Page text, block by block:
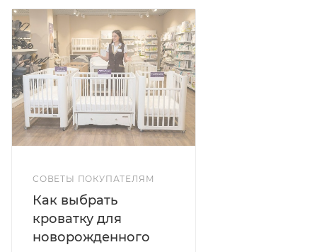
СОВЕТЫ ПОКУПАТЕЛЯМ
Как выбрать
кроватку для
новорожденного